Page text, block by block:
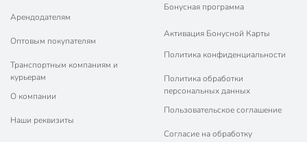
Арендодателям
Оптовым покупателям
Транспортным компаниям и
курьерам
О компании
Наши реквизиты
Бонусная программа
Активация Бонусной Карты
Политика конфиденциальности
Политика обработки
персональных данных
Пользовательское соглашение
Согласие на обработку